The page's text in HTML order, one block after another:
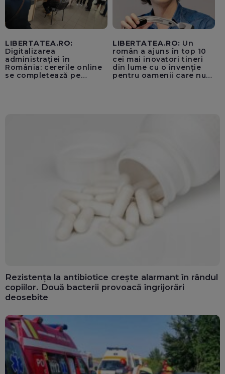
LIBERTATEA.RO:
Digitalizarea
administrației în
România: cererile online
se completează pe
LIBERTATEA.RO: Un
român a ajuns în top 10
cei mai inovatori tineri
din lume cu o invenție
pentru oamenii care nu
Rezistența la antibiotice crește alarmant în rândul
copiilor. Două bacterii provoacă îngrijorări
deosebite